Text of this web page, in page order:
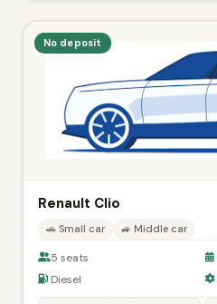
No deposit
Renault Clio
🚗 Small car 🚙 Middle car
5 seats
Diesel